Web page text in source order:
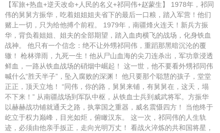
【军旅+热血+逆天改命+人民的名义+祁同伟+赵蒙生】 1978年，祁同
伟的舅舅方振华，吃着姐姐姐夫省下的最后一口粮，踏入军营！他们
赌上一切，只为给他搏个前程。 1979年，南疆烽火连天！新兵方振
华，背负着姐姐、姐夫的全部期望，踏入血肉横飞的战场，化身铁血
战神。 他只有一个信念：绝不让外甥祁同伟，重蹈那黑暗沉沦的覆
辙！ 枪林弹雨，九死一生！他从尸山血海的尖刀连杀出，军功章浸透
鲜血，一路从铁血战场的硝烟中崛起！ 这一世，他不要看外甥祁同伟
喊什么“胜天半子”，坠入腐败的深渊！ 他只要那个聪慧的孩子，堂堂
正正，顶天立地！ “同伟，你的路，舅舅来铺，有舅舅在，这天，塌
不下来！” 从南疆战场到军队中枢，从铁血士兵到威武将军。方振华
以赫赫战功铺就通天之路，执掌国之重器，威名震慑四方！ 当他终于
屹立于权力巅峰，目光如炬，俯瞰汉东。 这一次，祁同伟的人生轨
迹，必须由他亲手扳正，走向光明万丈！ 看战火淬炼的共和国将星，